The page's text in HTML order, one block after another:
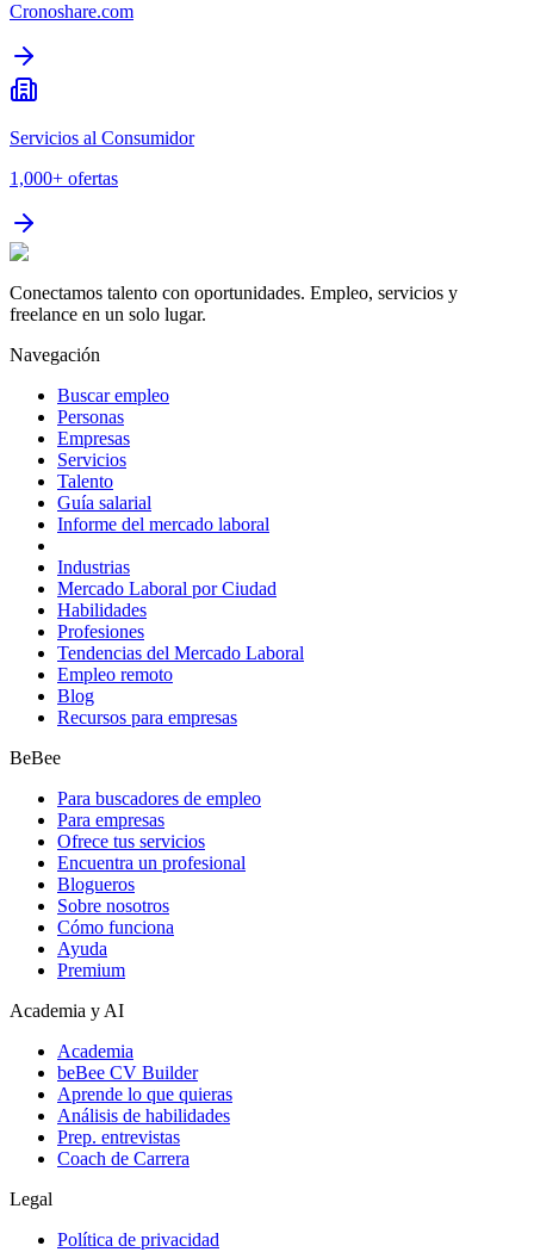
Cronoshare.com
Servicios al Consumidor
1,000+ ofertas
Conectamos talento con oportunidades. Empleo, servicios y
freelance en un solo lugar.
Navegación
Buscar empleo
Personas
Empresas
Servicios
Talento
Guía salarial
Informe del mercado laboral
Industrias
Mercado Laboral por Ciudad
Habilidades
Profesiones
Tendencias del Mercado Laboral
Empleo remoto
Blog
Recursos para empresas
BeBee
Para buscadores de empleo
Para empresas
Ofrece tus servicios
Encuentra un profesional
Blogueros
Sobre nosotros
Cómo funciona
Ayuda
Premium
Academia y AI
Academia
beBee CV Builder
Aprende lo que quieras
Análisis de habilidades
Prep. entrevistas
Coach de Carrera
Legal
Política de privacidad